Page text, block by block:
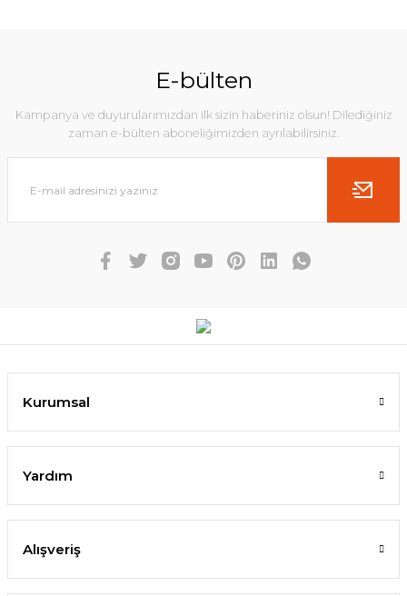
E-bülten
Kampanya ve duyurularımızdan ilk sizin haberiniz olsun! Dilediğiniz
zaman e-bülten aboneliğimizden ayrılabilirsiniz.
Kurumsal
Yardım
Alışveriş